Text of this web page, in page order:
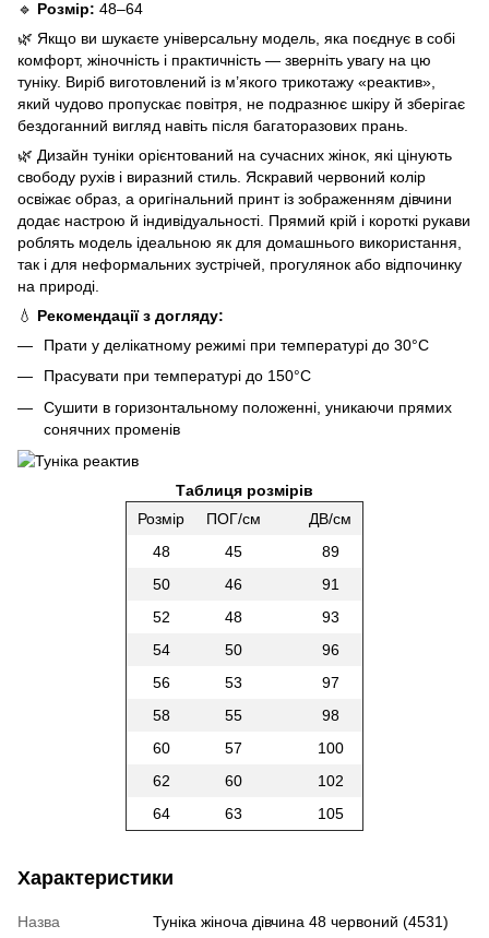
🔹 Розмір: 48–64
🌿 Якщо ви шукаєте універсальну модель, яка поєднує в собі
комфорт, жіночність і практичність — зверніть увагу на цю
туніку. Виріб виготовлений із м’якого трикотажу «реактив»,
який чудово пропускає повітря, не подразнює шкіру й зберігає
бездоганний вигляд навіть після багаторазових прань.
🌿 Дизайн туніки орієнтований на сучасних жінок, які цінують
свободу рухів і виразний стиль. Яскравий червоний колір
освіжає образ, а оригінальний принт із зображенням дівчини
додає настрою й індивідуальності. Прямий крій і короткі рукави
роблять модель ідеальною як для домашнього використання,
так і для неформальних зустрічей, прогулянок або відпочинку
на природі.
💧 Рекомендації з догляду:
Прати у делікатному режимі при температурі до 30°C
Прасувати при температурі до 150°C
Сушити в горизонтальному положенні, уникаючи прямих
сонячних променів
Таблиця розмірів
Розмір
ПОГ/см
ДВ/см
48
45
89
50
46
91
52
48
93
54
50
96
56
53
97
58
55
98
60
57
100
62
60
102
64
63 105
Характеристики
Назва Туніка жіноча дівчина 48 червоний (4531)